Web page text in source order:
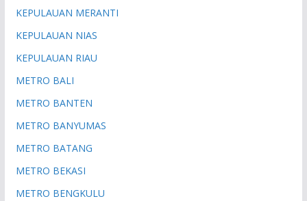
KEPULAUAN MERANTI
KEPULAUAN NIAS
KEPULAUAN RIAU
METRO BALI
METRO BANTEN
METRO BANYUMAS
METRO BATANG
METRO BEKASI
METRO BENGKULU